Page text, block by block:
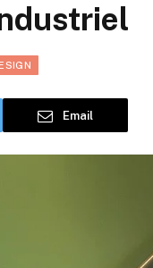
Email